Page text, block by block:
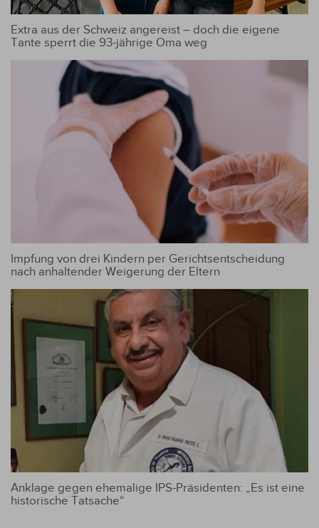
Extra aus der Schweiz angereist – doch die eigene
Tante sperrt die 93-jährige Oma weg
Impfung von drei Kindern per Gerichtsentscheidung
nach anhaltender Weigerung der Eltern
Anklage gegen ehemalige IPS-Präsidenten: „Es ist eine
historische Tatsache“